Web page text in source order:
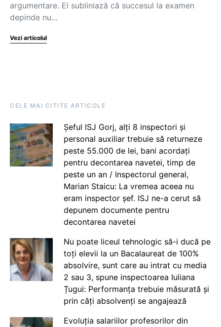
argumentare. El subliniază că succesul la examen
depinde nu…
Vezi articolul
CELE MAI CITITE ARTICOLE
Șeful ISJ Gorj, alți 8 inspectori și
personal auxiliar trebuie să returneze
peste 55.000 de lei, bani acordați
pentru decontarea navetei, timp de
peste un an / Inspectorul general,
Marian Staicu: La vremea aceea nu
eram inspector șef. ISJ ne-a cerut să
depunem documente pentru
decontarea navetei
Nu poate liceul tehnologic să-i ducă pe
toți elevii la un Bacalaureat de 100%
absolvire, sunt care au intrat cu media
2 sau 3, spune inspectoarea Iuliana
Țugui: Performanța trebuie măsurată și
prin câți absolvenți se angajează
Evoluția salariilor profesorilor din